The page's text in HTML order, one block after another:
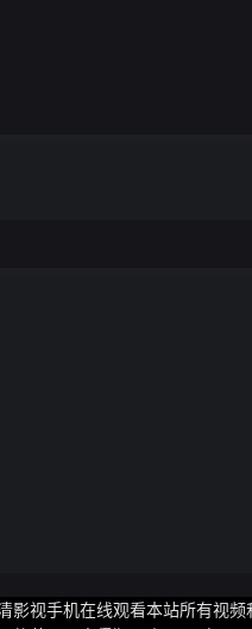
影视手机在线观看本站所有视